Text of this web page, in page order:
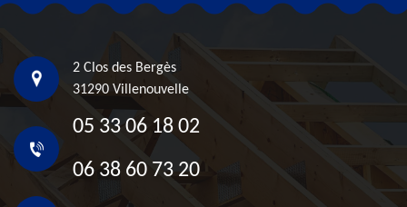
2 Clos des Bergès
31290 Villenouvelle
05 33 06 18 02
06 38 60 73 20